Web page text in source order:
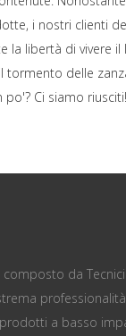
i nostri clienti
la libertà di vivere il
tormento delle
po'? Ci siamo
composto da
a basso